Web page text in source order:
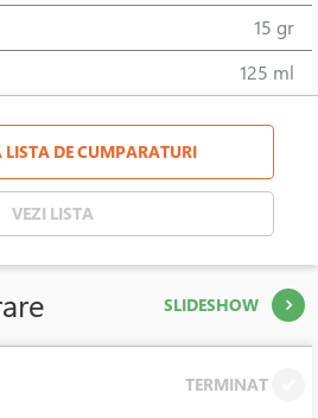
15 gr
125 ml
DE CUMPARATURI
VEZI LISTA
SLIDESHOW
TERMINAT